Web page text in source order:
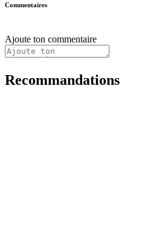
Commentaires
Ajoute ton commentaire
Recommandations